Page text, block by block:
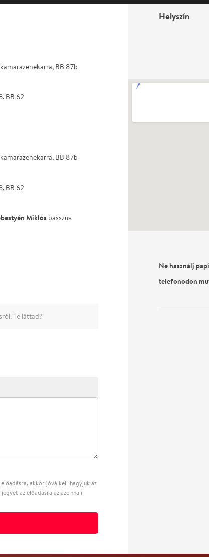
BB 87b
BB 62
BB 87b
BB 62
Miklós basszus
Helyszín
Ne használj
telefonodon
Te láttad?
akkor jóvá kell hagyjuk az
az előadásra az azonnali